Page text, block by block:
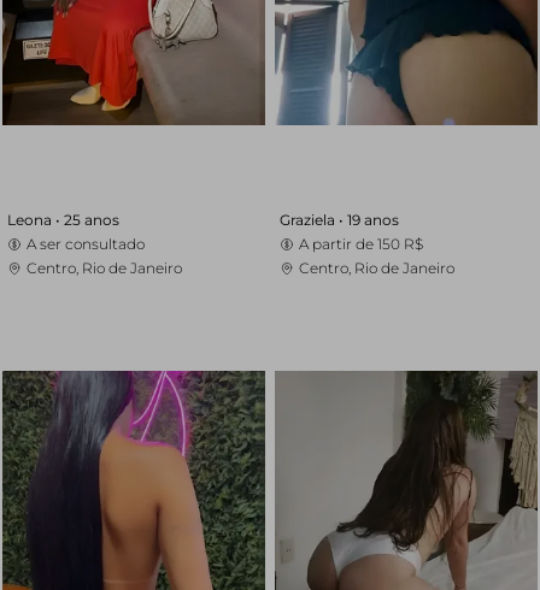
Leona • 25 anos
A ser consultado
Centro, Rio de Janeiro
Graziela • 19 anos
A partir de 150 R$
Centro, Rio de Janeiro